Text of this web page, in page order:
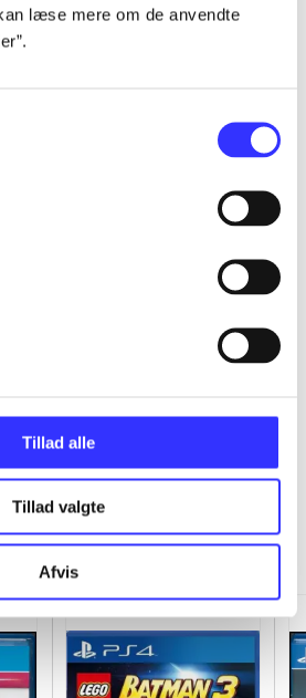
læse mere om de anvendte
Tillad alle
Tillad valgte
Afvis
fordelt på udgivelser